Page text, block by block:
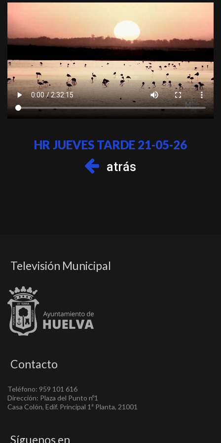
HR JUEVES TARDE 21-05-26
atrás
Televisión Municipal
Contacto
Teléfono: 959 101 616
Dirección: Plaza del Punto nº1
Casa Colón, Edif. Principal 1ª Planta, 21001
Síguenos en